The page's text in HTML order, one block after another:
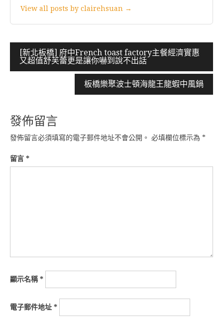
View all posts by clairehsuan →
文
章
[新北板橋] 府中French toast factory主餐經濟實惠
又超值舒芙蕾更是讓你嚇到說不出話
板橋樂聚波士頓海龍王龍蝦中風鍋
發佈留言
發佈留言必須填寫的電子郵件地址不會公開。 必填欄位標示為 *
留言 *
顯示名稱*
電子郵件地址 *